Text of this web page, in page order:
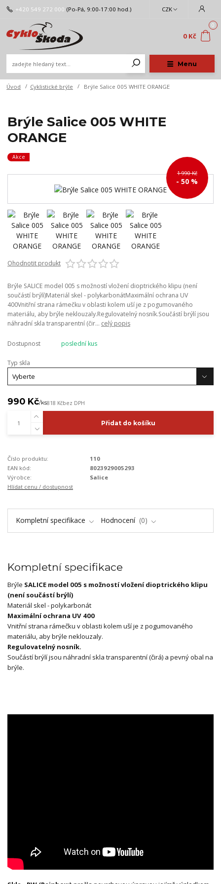
Menu
CZK
+420 549 272 000 (Po-Pá, 9:00-17:00 hod.)
0
0 Kč
Úvod Cyklistické brýle Brýle Salice 005 WHITE ORANGE
Brýle Salice 005 WHITE
ORANGE
Akce
1 990 Kč
- 50 %
Ohodnotit produkt
Brýle SALICE model 005 s možností vložení dioptrického klipu (není
součástí brýlí)Materiál skel - polykarbonátMaximální ochrana UV
400Vnitřní strana rámečku v oblasti kolem uší je z pogumovaného
materiálu, aby brýle neklouzaly.Regulovatelný nosník.Součástí brýlí jsou
náhradní skla transparentní (čir... celý popis
Dostupnost poslední kus
Typ skla
990 Kč/ks818 Kčbez DPH
Přidat do košíku
Číslo produktu:
110
EAN kód:
8023929005293
Výrobce:
Salice
Hlídat cenu / dostupnost
Kompletní specifikace Hodnocení 0
Kompletní specifikace
Brýle SALICE model 005 s možností vložení dioptrického klipu
(není součástí brýlí)
Materiál skel - polykarbonát
Maximální ochrana UV 400
Vnitřní strana rámečku v oblasti kolem uší je z pogumovaného
materiálu, aby brýle neklouzaly.
Regulovatelný nosník.
Součástí brýlí jsou náhradní skla transparentní (čirá) a pevný obal na
brýle.